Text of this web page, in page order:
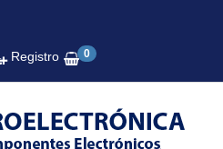
Registro 0